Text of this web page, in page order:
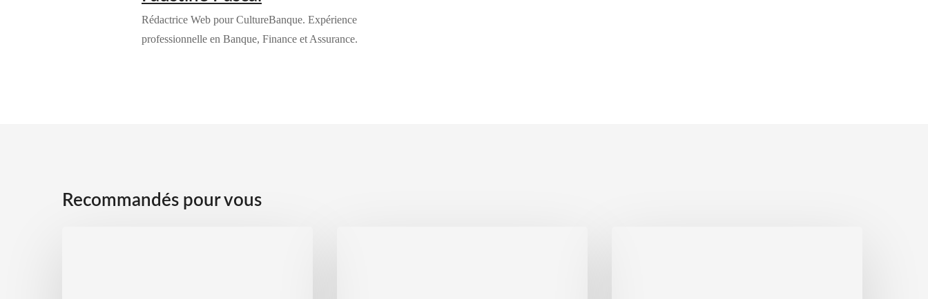
Rédactrice Web pour CultureBanque. Expérience
professionnelle en Banque, Finance et Assurance.
Recommandés pour vous